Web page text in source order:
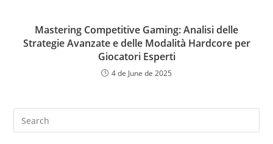
Mastering Competitive Gaming: Analisi delle
Strategie Avanzate e delle Modalità Hardcore per
Giocatori Esperti
4 de June de 2025